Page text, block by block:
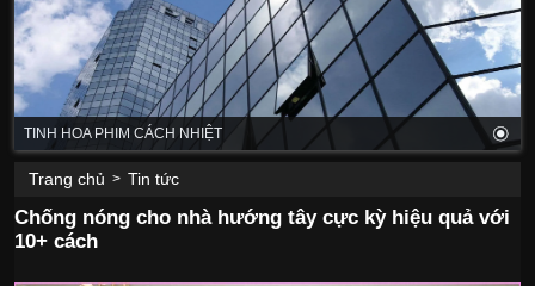
TINH HOA PHIM CÁCH NHIỆT
Trang chủ > Tin tức
Chống nóng cho nhà hướng tây cực kỳ hiệu quả với
10+ cách